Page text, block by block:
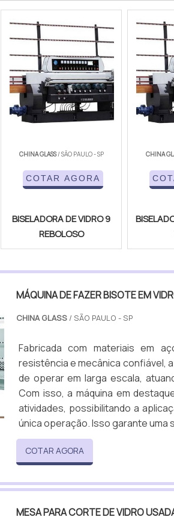
CHINA GLASS/ SÃO PAULO - SP
BISELADORA DE VIDRO 9
REBOLOSO
COTAR AGORA
CHINA
MÁQUINA DE FAZER BISOTE EM
CHINA GLASS / SÃO PAULO - SP
Fabricada com materiais em
resistência e mecânica confiável,
de operar em larga escala,
Com isso, a máquina em
atividades, possibilitando a
única operação. Isso garante uma
COTAR AGORA
MESA PARA CORTE DE VIDRO